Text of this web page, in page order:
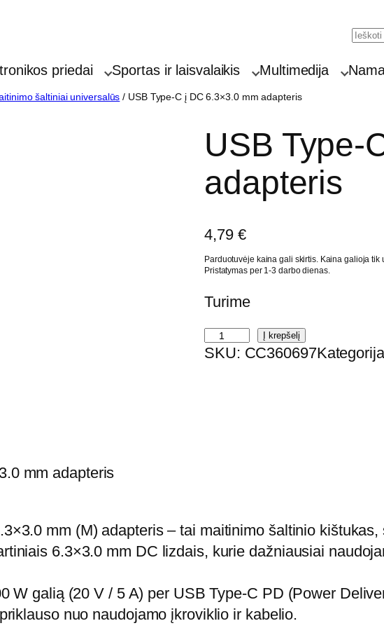
priedai Sportas ir laisvalaikis Multimedija
šaltiniai universalūs / USB Type-C į DC 6.3×3.0 mm adapteris
USB Type-
adapteris
4,79 €
Parduotuvėje kaina gali skirtis. Kaina galioja tik
Pristatymas per 1-3 darbo dienas.
Turime
p
r
i
i
s
Į krepšelį
SKU: CC360697
mm adapteris
mm (M) adapteris – tai maitinimo šaltinio
6.3×3.0 mm DC lizdais, kurie dažniausiai
W galią (20 V / 5 A) per USB Type-C PD (Power
nuo naudojamo įkroviklio ir kabelio.